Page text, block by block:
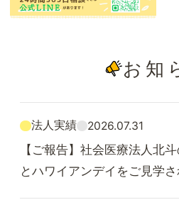
お知
法人実績 2026.07.31
【ご報告】社会医療法人北
とハワイアンデイをご見学